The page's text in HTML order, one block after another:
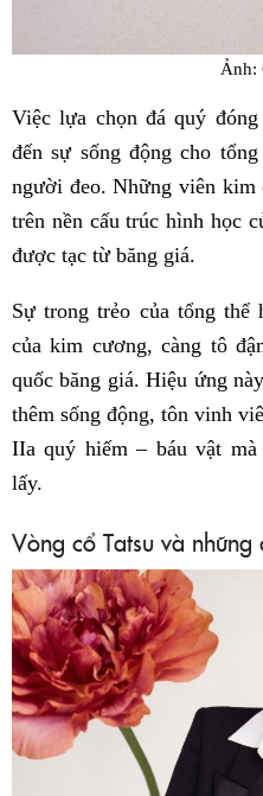
Ảnh:
Việc lựa chọn đá quý
đến sự sống động cho
người đeo. Những viên kim
trên nền cấu trúc hình học
được tạc từ băng giá.
Sự trong trẻo của tổng thể
của kim cương, càng tô
quốc băng giá. Hiệu ứng
thêm sống động, tôn vinh
IIa quý hiếm – báu vật
lấy.
Vòng cổ Tatsu và